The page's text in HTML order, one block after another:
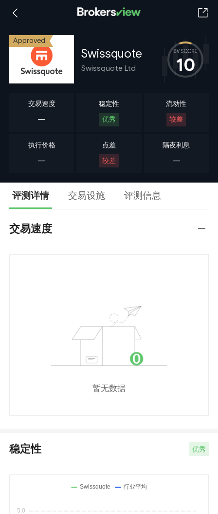
Approved
Swissquote
Swissquote Ltd 10
交易速度
---
稳定性
优秀
流动性
较差
执行价格
---
点差
较差
隔夜利息
---
评测详情 交易设施 评测信息
交易速度 ---
暂无数据
稳定性 优秀